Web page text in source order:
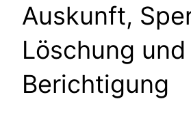
Auskunft,
Löschung und
Berichtigung